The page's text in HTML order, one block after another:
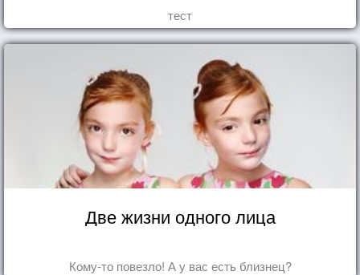
тест
Две жизни одного лица
Кому-то повезло! А у вас есть близнец?